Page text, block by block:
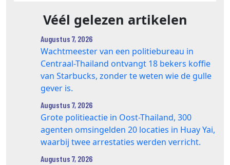
Véél gelezen artikelen
Augustus 7, 2026
Wachtmeester van een politiebureau in
Centraal-Thailand ontvangt 18 bekers koffie
van Starbucks, zonder te weten wie de gulle
gever is.
Augustus 7, 2026
Grote politieactie in Oost-Thailand, 300
agenten omsingelden 20 locaties in Huay Yai,
waarbij twee arrestaties werden verricht.
Augustus 7, 2026